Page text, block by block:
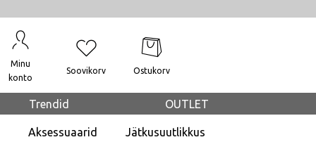
Minu
konto
Soovikorv Ostukorv
Aksessuaarid Jätkusuutlikkus
Trendid OUTLET